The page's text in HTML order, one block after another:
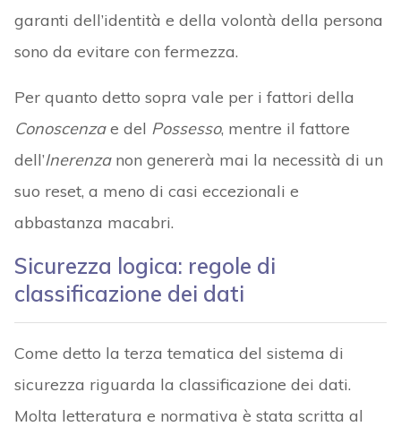
garanti dell’identità e della volontà della persona
sono da evitare con fermezza.
Per quanto detto sopra vale per i fattori della
Conoscenzae del Possesso, mentre il fattore
dell’Inerenzanon genererà mai la necessità di un
suo reset, a meno di casi eccezionali e
abbastanza macabri.
Sicurezza logica: regole di
classificazione dei dati
Come detto la terza tematica del sistema di
sicurezza riguarda la classificazione dei dati.
Molta letteratura e normativa è stata scritta al